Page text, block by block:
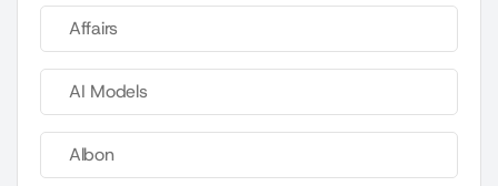
Affairs
AI Models
Albon